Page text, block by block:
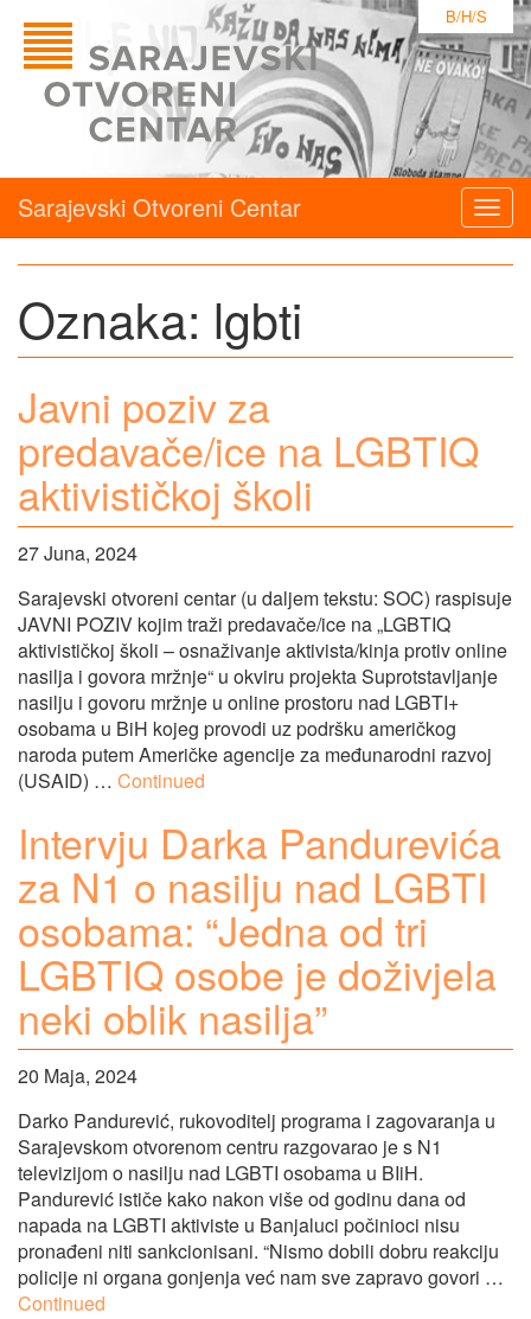
B/H/S
Sarajevski Otvoreni Centar
Oznaka: lgbti
Javni poziv za
predavače/ice na LGBTIQ
aktivističkoj školi
27 Juna, 2024
Sarajevski otvoreni centar (u daljem tekstu: SOC) raspisuje
JAVNI POZIV kojim traži predavače/ice na „LGBTIQ
aktivističkoj školi – osnaživanje aktivista/kinja protiv online
nasilja i govora mržnje“ u okviru projekta Suprotstavljanje
nasilju i govoru mržnje u online prostoru nad LGBTI+
osobama u BiH kojeg provodi uz podršku američkog
naroda putem Američke agencije za međunarodni razvoj
(USAID) … Continued
Intervju Darka Pandurevića
za N1 o nasilju nad LGBTI
osobama: “Jedna od tri
LGBTIQ osobe je doživjela
neki oblik nasilja”
20 Maja, 2024
Darko Pandurević, rukovoditelj programa i zagovaranja u
Sarajevskom otvorenom centru razgovarao je s N1
televizijom o nasilju nad LGBTI osobama u BIiH.
Pandurević ističe kako nakon više od godinu dana od
napada na LGBTI aktiviste u Banjaluci počinioci nisu
pronađeni niti sankcionisani. “Nismo dobili dobru reakciju
policije ni organa gonjenja već nam sve zapravo govori …
Continued